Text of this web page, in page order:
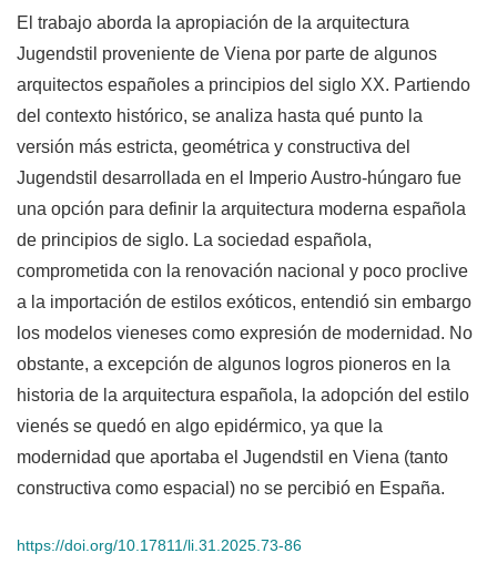
El trabajo aborda la apropiación de la arquitectura
Jugendstil proveniente de Viena por parte de algunos
arquitectos españoles a principios del siglo XX. Partiendo
del contexto histórico, se analiza hasta qué punto la
versión más estricta, geométrica y constructiva del
Jugendstil desarrollada en el Imperio Austro-húngaro fue
una opción para definir la arquitectura moderna española
de principios de siglo. La sociedad española,
comprometida con la renovación nacional y poco proclive
a la importación de estilos exóticos, entendió sin embargo
los modelos vieneses como expresión de modernidad. No
obstante, a excepción de algunos logros pioneros en la
historia de la arquitectura española, la adopción del estilo
vienés se quedó en algo epidérmico, ya que la
modernidad que aportaba el Jugendstil en Viena (tanto
constructiva como espacial) no se percibió en España.
https://doi.org/10.17811/li.31.2025.73-86